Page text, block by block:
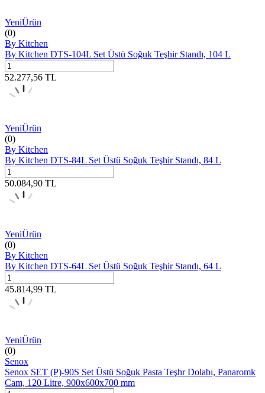
YeniÜrün
(0)
By Kitchen
By Kitchen DTS-104L Set Üstü Soğuk Teşhir Standı, 104 L
52.277,56 TL
YeniÜrün
(0)
By Kitchen
By Kitchen DTS-84L Set Üstü Soğuk Teşhir Standı, 84 L
50.084,90 TL
YeniÜrün
(0)
By Kitchen
By Kitchen DTS-64L Set Üstü Soğuk Teşhir Standı, 64 L
45.814,99 TL
YeniÜrün
(0)
Senox
Senox SET (P)-90S Set Üstü Soğuk Pasta Teşhr Dolabı, Panaromk
Cam, 120 Litre, 900x600x700 mm